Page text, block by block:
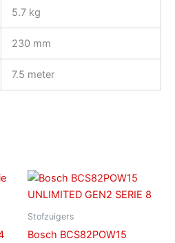
5.7 kg
230 mm
7.5 meter
Stofzuigers
Bosch BCS82POW15